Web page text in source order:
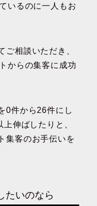
いるのに一人もお
ご相談いただき、
からの集客に成功
0件から26件にし
伸ばしたりと、
集客のお手伝いを
たいのなら